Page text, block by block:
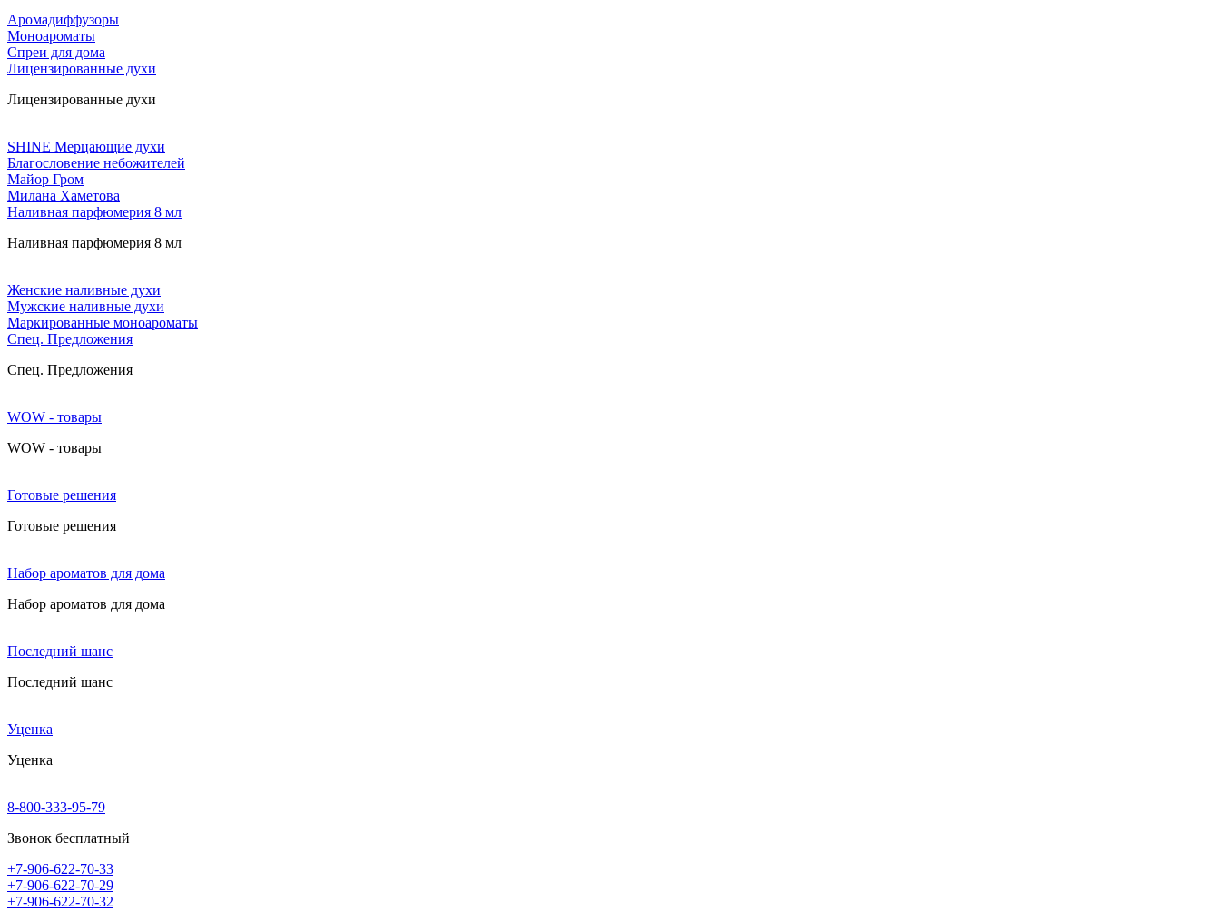
Аромадиффузоры
Моноароматы
Спреи для дома
Лицензированные духи
Лицензированные духи
SHINE Мерцающие духи
Благословение небожителей
Майор Гром
Милана Хаметова
Наливная парфюмерия 8 мл
Наливная парфюмерия 8 мл
Женские наливные духи
Мужские наливные духи
Маркированные моноароматы
Cпец. Предложения
Cпец. Предложения
WOW - товары
WOW - товары
Готовые решения
Готовые решения
Набор ароматов для дома
Набор ароматов для дома
Последний шанс
Последний шанс
Уценка
Уценка
8-800-333-95-79
Звонок бесплатный
+7-906-622-70-33
+7-906-622-70-29
+7-906-622-70-32